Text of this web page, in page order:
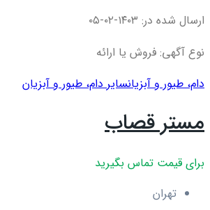
ارسال شده در: ۱۴۰۳-۰۲-۰۵
نوع آگهی: فروش یا ارائه
دام، طیور و آبزیانسایر دام، طیور و آبزیان
مستر قصاب
برای قیمت تماس بگیرید
تهران